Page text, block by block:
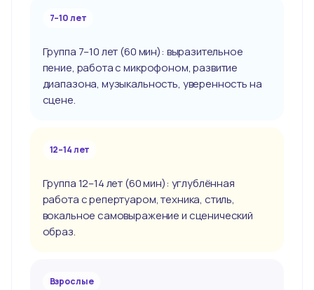
7–10 лет
Группа 7–10 лет (60 мин): выразительное
пение, работа с микрофоном, развитие
диапазона, музыкальность, уверенность на
сцене.
12–14 лет
Группа 12–14 лет (60 мин): углублённая
работа с репертуаром, техника, стиль,
вокальное самовыражение и сценический
образ.
Взрослые